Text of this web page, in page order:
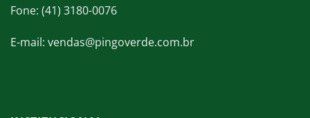
Fone: (41) 3180-0076
E-mail: vendas@pingoverde.com.br